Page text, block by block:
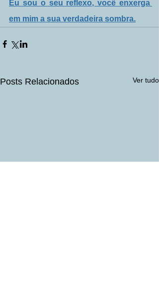
Eu sou o seu reflexo, você enxerga
em mim a sua verdadeira sombra.
Posts Relacionados Ver tudo